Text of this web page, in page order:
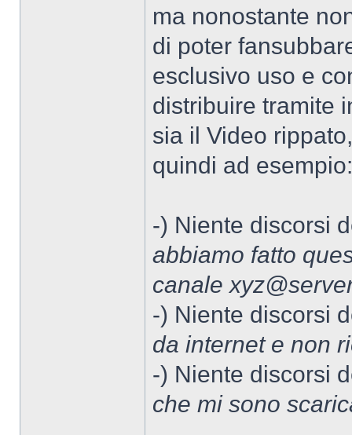
ma nonostante
di poter
esclusivo uso e
distribuire tramite
sia il Video
quindi ad esempio:
-) Niente discorsi
abbiamo fatto
canale
-) Niente discorsi
da internet e non
-) Niente discorsi
che mi sono